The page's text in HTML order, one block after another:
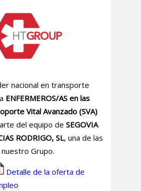
nacional en transporte
ENFERMEROS/AS en las
Vital Avanzado (SVA)
del equipo de SEGOVIA
RODRIGO, SL, una de las
Grupo.
Detalle de la oferta de